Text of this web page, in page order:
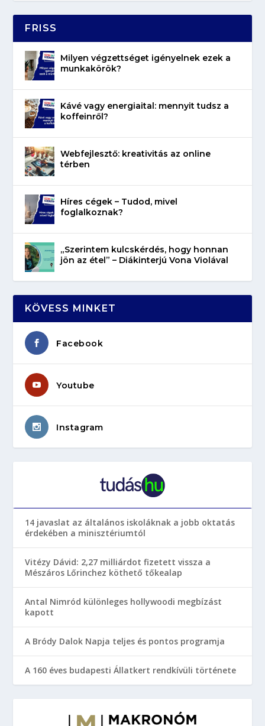
FRISS
Milyen végzettséget igényelnek ezek a
munkakörök?
Kávé vagy energiaital: mennyit tudsz a
koffeinről?
Webfejlesztő: kreativitás az online
térben
Híres cégek – Tudod, mivel
foglalkoznak?
„Szerintem kulcskérdés, hogy honnan
jön az étel” – Diákinterjú Vona Violával
KÖVESS MINKET
Facebook
Youtube
Instagram
14 javaslat az általános iskoláknak a jobb oktatás
érdekében a minisztériumtól
Vitézy Dávid: 2,27 milliárdot fizetett vissza a
Mészáros Lőrinchez köthető tőkealap
Antal Nimród különleges hollywoodi megbízást
kapott
A Bródy Dalok Napja teljes és pontos programja
A 160 éves budapesti Állatkert rendkívüli története